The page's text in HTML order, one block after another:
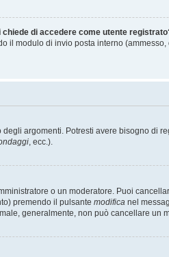
chiede di accedere come utente
il modulo di invio posta interno
argomenti. Potresti avere bisogno
, ecc.).
o un moderatore. Puoi
premendo il pulsante modifica nel
generalmente, non può cancellare un